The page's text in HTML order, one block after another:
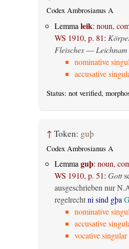
Codex Ambrosianus A
Lemma leik: noun,
WS 1910, p. 81:
Fleisches— Leichnam
nominative
accusative
Status: not verified,
↑ Token: guþ
Codex Ambrosianus A
Lemma guþ: noun,
WS 1910, p. 51: Gott
ausgeschrieben nur
regelrechtni sind gþa
nominative
accusative
vocative singular